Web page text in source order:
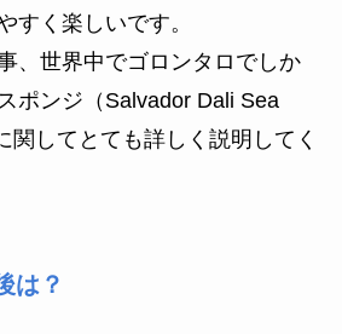
すく楽しいです。
、世界中でゴロンタロでしか
ポンジ（Salvador Dali Sea
関してとても詳しく説明してく
は？